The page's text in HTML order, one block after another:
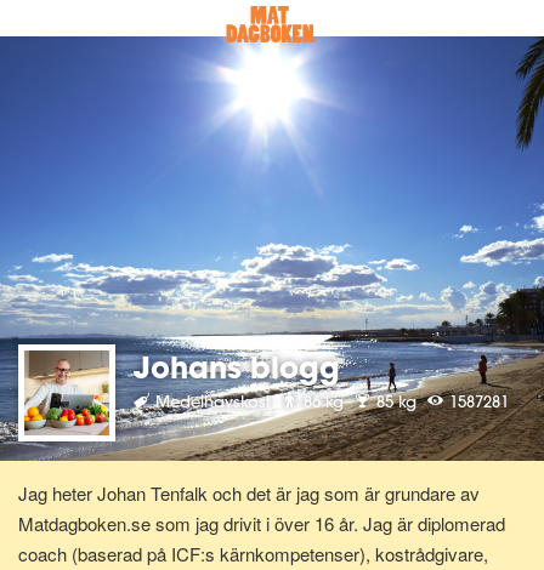
Johans blogg
Medelhavskost 86 kg 85 kg 1587281
Jag heter Johan Tenfalk och det är jag som är grundare av
Matdagboken.se som jag drivit i över 16 år. Jag är diplomerad
coach (baserad på ICF:s kärnkompetenser), kostrådgivare,